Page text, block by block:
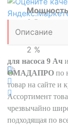
8 Вт
Точность
2 %
Описание
для насоса 9 Ач
ОМАДАПРО по
товар на сайте и
Ассортимент
чрезвычайно
подходящая по